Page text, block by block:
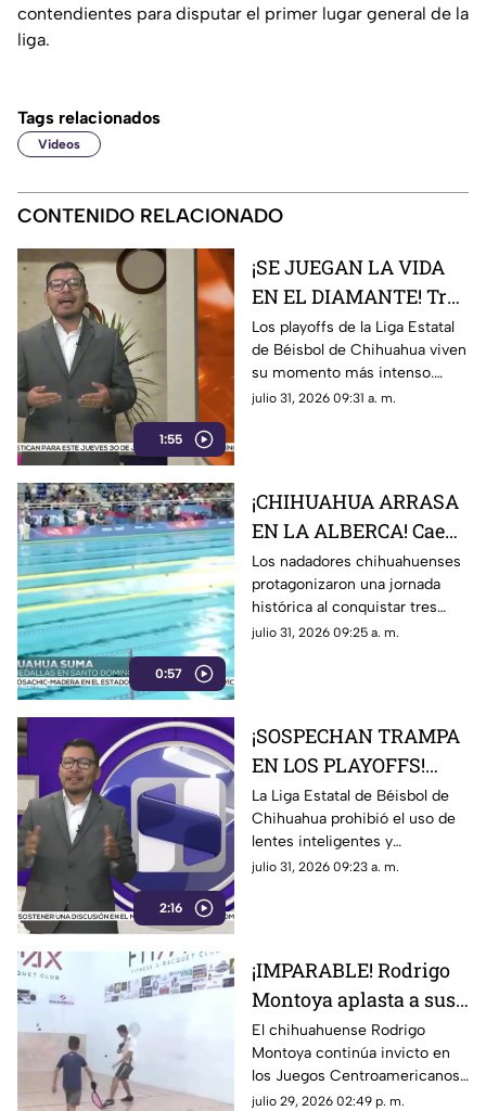
contendientes para disputar el primer lugar general de la
liga.
Tags relacionados
Videos
CONTENIDO RELACIONADO
1:55
¡SE JUEGAN LA VIDA
EN EL DIAMANTE! Tres
equipos están a un
triunfo de aplastar a
sus rivales y avanzar
Los playoffs de la Liga Estatal
de Béisbol de Chihuahua viven
su momento más intenso.
Dorados, Manzaneros e Indios
julio 31, 2026 09:31 a. m.
0:57
¡CHIHUAHUA ARRASA
EN LA ALBERCA! Cae
lluvia de medallas y
pone a México en lo
más alto
Los nadadores chihuahuenses
protagonizaron una jornada
histórica al conquistar tres
medallas para México durante
julio 31, 2026 09:25 a. m.
2:16
¡SOSPECHAN TRAMPA
EN LOS PLAYOFFS!
Prohíben lentes
inteligentes por
presunto robo de
señales
La Liga Estatal de Béisbol de
Chihuahua prohibió el uso de
lentes inteligentes y
dispositivos de grabación en
julio 31, 2026 09:23 a. m.
¡IMPARABLE! Rodrigo
Montoya aplasta a sus
rivales y va con todo
por el oro y el
bicampeonato
El chihuahuense Rodrigo
Montoya continúa invicto en
los Juegos Centroamericanos
y del Caribe Santo Domingo
julio 29, 2026 02:49 p. m.